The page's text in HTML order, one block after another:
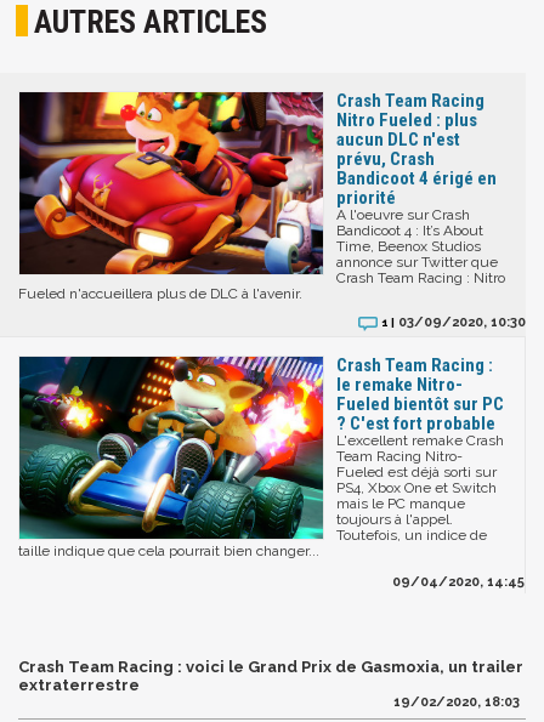
AUTRES ARTICLES
Crash Team Racing
Nitro Fueled : plus
aucun DLC n'est
prévu, Crash
Bandicoot 4 érigé en
priorité
A l'oeuvre sur Crash
Bandicoot 4 : It’s About
Time, Beenox Studios
annonce sur Twitter que
Crash Team Racing : Nitro
Fueled n'accueillera plus de DLC à l'avenir.
1 | 03/09/2020, 10:30
Crash Team Racing :
le remake Nitro-
Fueled bientôt sur PC
? C'est fort probable
L'excellent remake Crash
Team Racing Nitro-
Fueled est déjà sorti sur
PS4, Xbox One et Switch
mais le PC manque
toujours à l'appel.
Toutefois, un indice de
taille indique que cela pourrait bien changer...
09/04/2020, 14:45
Crash Team Racing : voici le Grand Prix de Gasmoxia, un trailer
extraterrestre
19/02/2020, 18:03